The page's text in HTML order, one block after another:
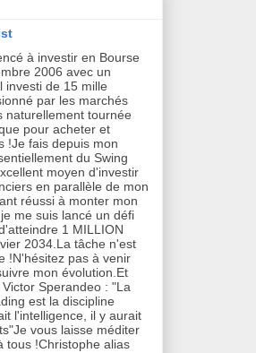
à investir en Bourse
2006 avec un
investi de 15 mille
par les marchés
naturellement tournée
pour acheter et
!Je fais depuis mon
du Swing
moyen d'investir
en parallèle de mon
réussi à monter mon
me suis lancé un défi
1 MILLION
2034.La tâche n'est
!N'hésitez pas à venir
mon évolution.Et
Sperandeo : "La
est la discipline
l'intelligence, il y aurait
vous laisse méditer
tous !Christophe alias